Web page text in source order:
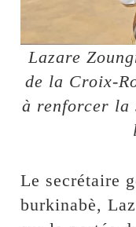
Lazare
de la Croix-
à renforcer la
Le secrétaire
burkinabè,